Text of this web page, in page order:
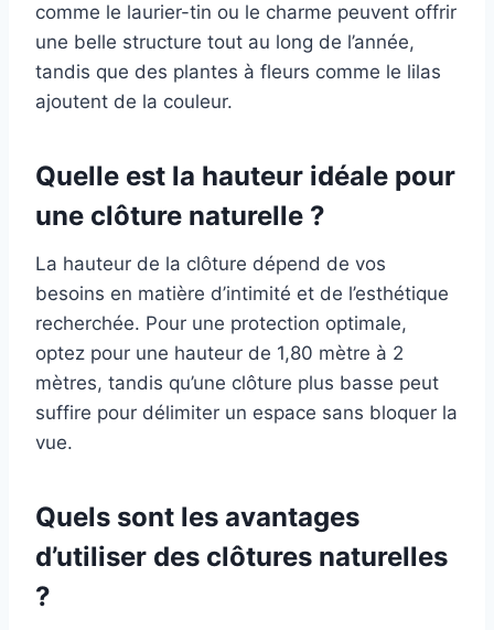
comme le laurier-tin ou le charme peuvent offrir
une belle structure tout au long de l’année,
tandis que des plantes à fleurs comme le lilas
ajoutent de la couleur.
Quelle est la hauteur idéale pour
une clôture naturelle ?
La hauteur de la clôture dépend de vos
besoins en matière d’intimité et de l’esthétique
recherchée. Pour une protection optimale,
optez pour une hauteur de 1,80 mètre à 2
mètres, tandis qu’une clôture plus basse peut
suffire pour délimiter un espace sans bloquer la
vue.
Quels sont les avantages
d’utiliser des clôtures naturelles
?